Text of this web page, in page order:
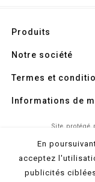
Produits
Notre société
Termes et
Informations de
Site protégé
En
acceptez
publicités